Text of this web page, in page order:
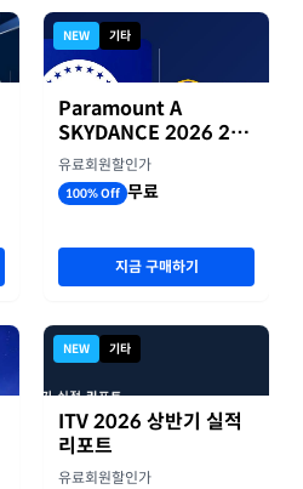
NEW 기타
Paramount A
SKYDANCE 2026 2분
기 실적
유료회원할인가
100% Off 무료
지금 구매하기
NEW 기타
ITV 2026 상반기 실적
리포트
유료회원할인가